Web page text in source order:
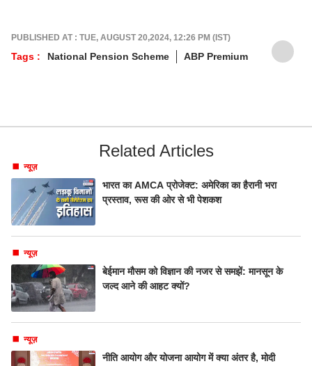
PUBLISHED AT : TUE, AUGUST 20,2024, 12:26 PM (IST)
Tags : National Pension Scheme ABP Premium
Related Articles
न्यूज़
भारत का AMCA प्रोजेक्ट: अमेरिका का हैरानी भरा
प्रस्ताव, रूस की ओर से भी पेशकश
न्यूज़
बेईमान मौसम को विज्ञान की नजर से समझें: मानसून के
जल्द आने की आहट क्यों?
न्यूज़
नीति आयोग और योजना आयोग में क्या अंतर है, मोदी